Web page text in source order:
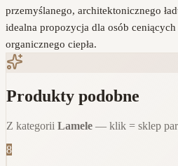
przemyślanego, architektonicznego
idealna propozycja dla osób
organicznego ciepła.
Produkty podobne
Z kategorii Lamele — klik = sklep
8